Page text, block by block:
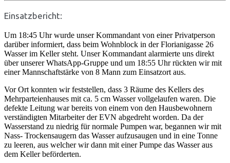
Einsatzbericht:
Um 18:45 Uhr wurde unser Kommandant von einer Privatperson
darüber informiert, dass beim Wohnblock in der Florianigasse 26
Wasser im Keller steht. Unser Kommandant alarmierte uns direkt
über unserer WhatsApp-Gruppe und um 18:55 Uhr rückten wir mit
einer Mannschaftstärke von 8 Mann zum Einsatzort aus.
Vor Ort konnten wir feststellen, dass 3 Räume des Kellers des
Mehrparteienhauses mit ca. 5 cm Wasser vollgelaufen waren. Die
defekte Leitung war bereits von einem von den Hausbewohnern
verständigten Mitarbeiter der EVN abgedreht worden. Da der
Wasserstand zu niedrig für normale Pumpen war, begannen wir mit
Nass- Trockensaugern das Wasser aufzusaugen und in eine Tonne
zu leeren, aus welcher wir dann mit einer Pumpe das Wasser aus
dem Keller beförderten.